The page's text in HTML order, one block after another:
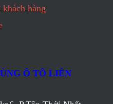
hàng
Ô TÔ LIÊN